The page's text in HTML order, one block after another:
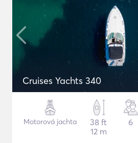
Cruises Yachts 340
Motorová jachta
38 ft
12 m
6